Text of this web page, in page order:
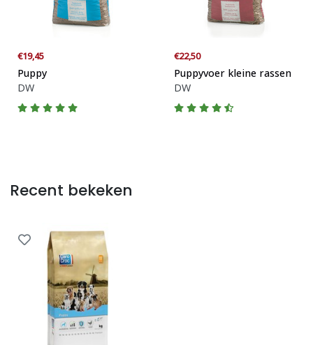
€19,45
Puppy
DW
€22,50
Puppyvoer kleine rassen
DW
Recent bekeken